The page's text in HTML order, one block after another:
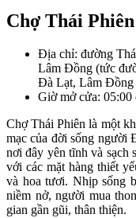
Chợ Thái
Địa chỉ: đường
Lâm Đồng (tức
Đà Lạt, Lâm Đồng
Giờ mở cửa: 05:00
Chợ Thái Phiên là một
mạc của đời sống người
nơi đây yên tĩnh và sạch
với các mặt hàng thiết
và hoa tươi. Nhịp sống
niềm nở, người mua
gian gần gũi, thân thiện.